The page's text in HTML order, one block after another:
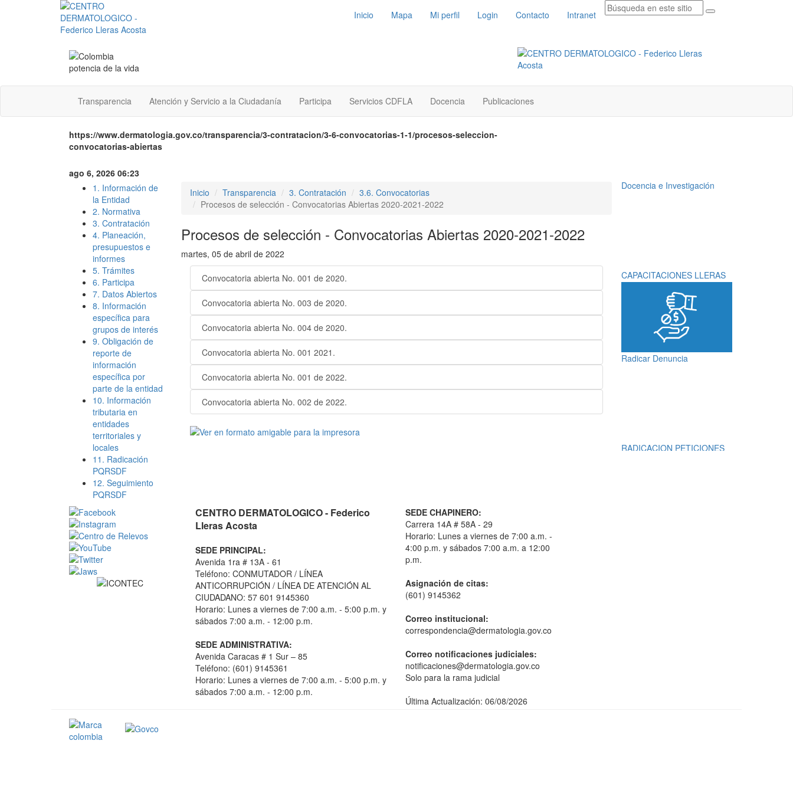
Inicio Mapa Mi perfil Login Contacto Intranet
Transparencia Atención y Servicio a la Ciudadanía Participa Servicios CDFLA Docencia Publicaciones
https://www.dermatologia.gov.co/transparencia/3-contratacion/3-6-convocatorias-1-1/procesos-seleccion-
convocatorias-abiertas
ago 6, 2026 06:23
1. Información de
la Entidad
2. Normativa
3. Contratación
4. Planeación,
presupuestos e
informes
5. Trámites
6. Participa
7. Datos Abiertos
8. Información
específica para
grupos de interés
9. Obligación de
reporte de
información
específica por
parte de la entidad
10. Información
tributaria en
entidades
territoriales y
locales
11. Radicación
PQRSDF
12. Seguimiento
PQRSDF
Inicio Transparencia 3. Contratación
3.6. Convocatorias
Procesos de selección - Convocatorias Abiertas 2020-2021-2022
Procesos de selección - Convocatorias Abiertas 2020-2021-2022
martes, 05 de abril de 2022
Convocatoria abierta No. 001 de 2020.
Convocatoria abierta No. 003 de 2020.
Convocatoria abierta No. 004 de 2020.
Convocatoria abierta No. 001 2021.
Convocatoria abierta No. 001 de 2022.
Convocatoria abierta No. 002 de 2022.
RADICACION ORFEO
Docencia e Investigación
CAPACITACIONES LLERAS
Radicar Denuncia
RADICACION PETICIONES
CENTRO DERMATOLOGICO - Federico
Lleras Acosta
SEDE PRINCIPAL:
Avenida 1ra # 13A - 61
Teléfono: CONMUTADOR / LÍNEA
ANTICORRUPCIÓN / LÍNEA DE ATENCIÓN AL
CIUDADANO: 57 601 9145360
Horario: Lunes a viernes de 7:00 a.m. - 5:00 p.m. y
sábados 7:00 a.m. - 12:00 p.m.
SEDE ADMINISTRATIVA:
Avenida Caracas # 1 Sur – 85
Teléfono: (601) 9145361
Horario: Lunes a viernes de 7:00 a.m. - 5:00 p.m. y
sábados 7:00 a.m. - 12:00 p.m.
SEDE CHAPINERO:
Carrera 14A # 58A - 29
Horario: Lunes a viernes de 7:00 a.m. -
4:00 p.m. y sábados 7:00 a.m. a 12:00
p.m.
Asignación de citas:
(601) 9145362
Correo institucional:
correspondencia@dermatologia.gov.co
Correo notificaciones judiciales:
notificaciones@dermatologia.gov.co
Solo para la rama judicial
Última Actualización: 06/08/2026